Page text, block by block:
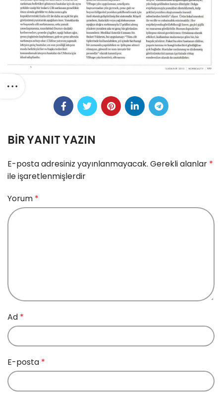
BIR YANIT YAZIN
E-posta adresiniz yayınlanmayacak. Gerekli alanlar *
ile işaretlenmişlerdir
Yorum *
Ad *
E-posta *